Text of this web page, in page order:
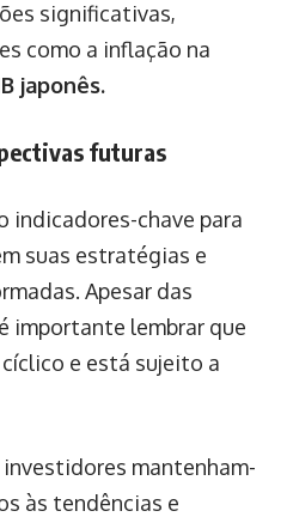
significativas,
como a inflação na
japonês.
futuras
indicadores-chave para
suas estratégias e
Apesar das
importante lembrar que
e está sujeito a
mantenham-
às tendências e